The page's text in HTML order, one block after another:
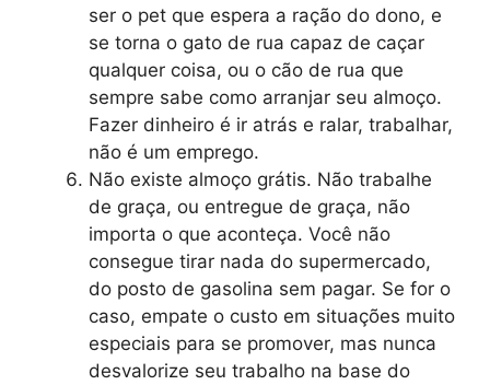
ser o pet que espera a ração do dono, e
se torna o gato de rua capaz de caçar
qualquer coisa, ou o cão de rua que
sempre sabe como arranjar seu almoço.
Fazer dinheiro é ir atrás e ralar, trabalhar,
não é um emprego.
Não existe almoço grátis. Não trabalhe
de graça, ou entregue de graça, não
importa o que aconteça. Você não
consegue tirar nada do supermercado,
do posto de gasolina sem pagar. Se for o
caso, empate o custo em situações muito
especiais para se promover, mas nunca
desvalorize seu trabalho na base do